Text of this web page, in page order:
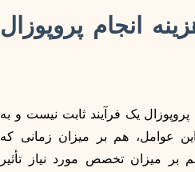
انجام پروپوزال
یک فرآیند ثابت نیست و به
عوامل، هم بر میزان زمانی که
میزان تخصص مورد نیاز تأثیر